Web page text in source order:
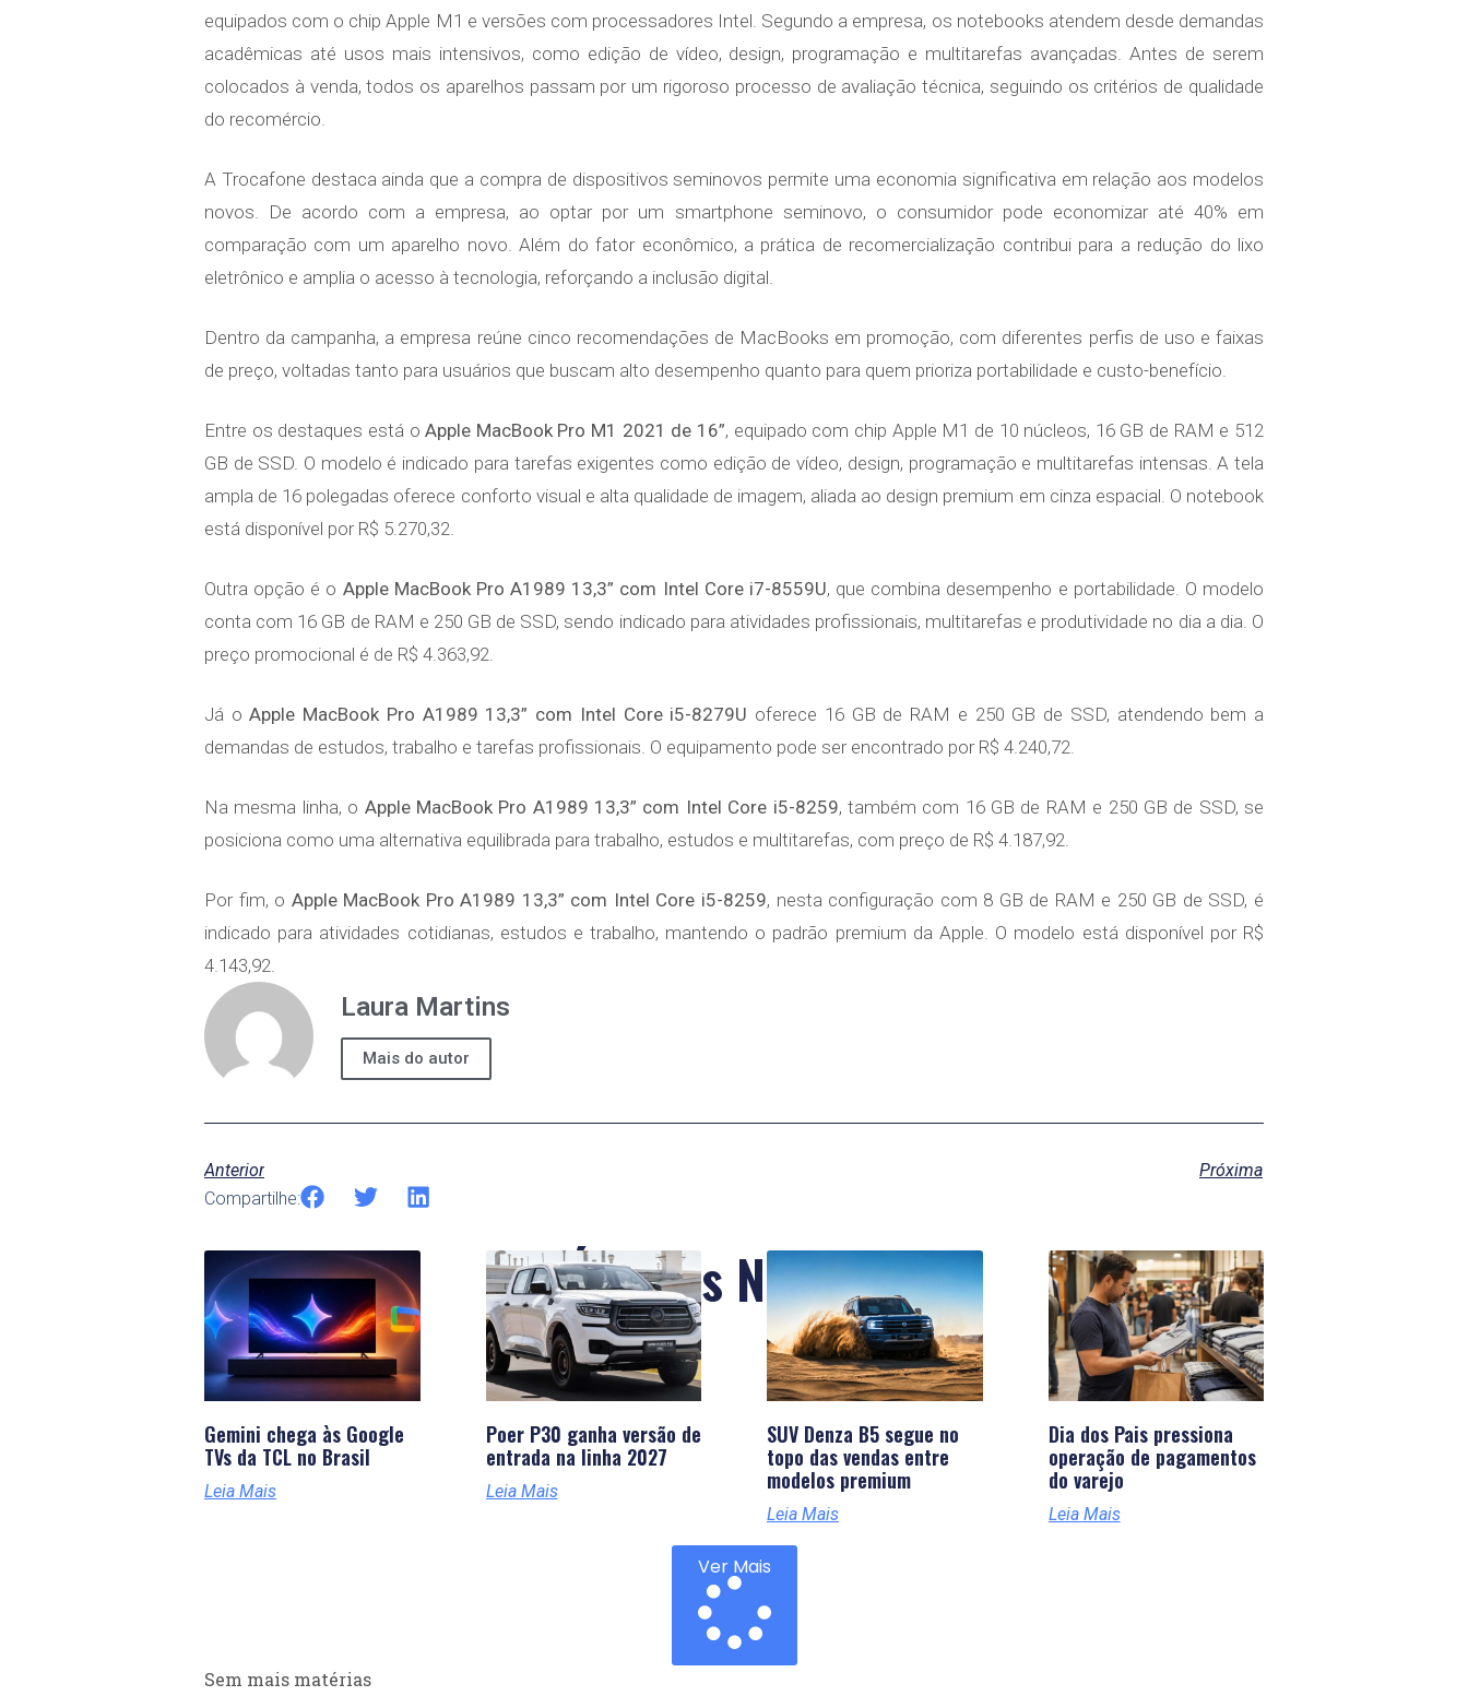
equipados com o chip Apple M1 e versões com processadores Intel. Segundo a empresa, os notebooks atendem desde demandas
acadêmicas até usos mais intensivos, como edição de vídeo, design, programação e multitarefas avançadas. Antes de serem
colocados à venda, todos os aparelhos passam por um rigoroso processo de avaliação técnica, seguindo os critérios de qualidade
do recomércio.
A Trocafone destaca ainda que a compra de dispositivos seminovos permite uma economia significativa em relação aos modelos
novos. De acordo com a empresa, ao optar por um smartphone seminovo, o consumidor pode economizar até 40% em
comparação com um aparelho novo. Além do fator econômico, a prática de recomercialização contribui para a redução do lixo
eletrônico e amplia o acesso à tecnologia, reforçando a inclusão digital.
Dentro da campanha, a empresa reúne cinco recomendações de MacBooks em promoção, com diferentes perfis de uso e faixas
de preço, voltadas tanto para usuários que buscam alto desempenho quanto para quem prioriza portabilidade e custo-benefício.
Entre os destaques está oApple MacBook Pro M1 2021 de 16”, equipado com chip Apple M1 de 10 núcleos, 16 GB de RAM e 512
GB de SSD. O modelo é indicado para tarefas exigentes como edição de vídeo, design, programação e multitarefas intensas. A tela
ampla de 16 polegadas oferece conforto visual e alta qualidade de imagem, aliada ao design premium em cinza espacial. O notebook
está disponível por R$ 5.270,32.
Outra opção é o Apple MacBook Pro A1989 13,3” com Intel Core i7-8559U, que combina desempenho e portabilidade. O modelo
conta com 16 GB de RAM e 250 GB de SSD, sendo indicado para atividades profissionais, multitarefas e produtividade no dia a dia. O
preço promocional é de R$ 4.363,92.
Já oApple MacBook Pro A1989 13,3” com Intel Core i5-8279U oferece 16 GB de RAM e 250 GB de SSD, atendendo bem a
demandas de estudos, trabalho e tarefas profissionais. O equipamento pode ser encontrado por R$ 4.240,72.
Na mesma linha, o Apple MacBook Pro A1989 13,3” com Intel Core i5-8259, também com 16 GB de RAM e 250 GB de SSD, se
posiciona como uma alternativa equilibrada para trabalho, estudos e multitarefas, com preço de R$ 4.187,92.
Por fim, o Apple MacBook Pro A1989 13,3” com Intel Core i5-8259, nesta configuração com 8 GB de RAM e 250 GB de SSD, é
indicado para atividades cotidianas, estudos e trabalho, mantendo o padrão premium da Apple. O modelo está disponível por R$
4.143,92.
Laura Martins
Mais do autor
Anterior
Próxima
Compartilhe:
Últimas Notícias
Gemini chega às Google
TVs da TCL no Brasil
Leia Mais
Poer P30 ganha versão de
entrada na linha 2027
Leia Mais
SUV Denza B5 segue no
topo das vendas entre
modelos premium
Leia Mais
Dia dos Pais pressiona
operação de pagamentos
do varejo
Leia Mais
Ver Mais
Sem mais matérias